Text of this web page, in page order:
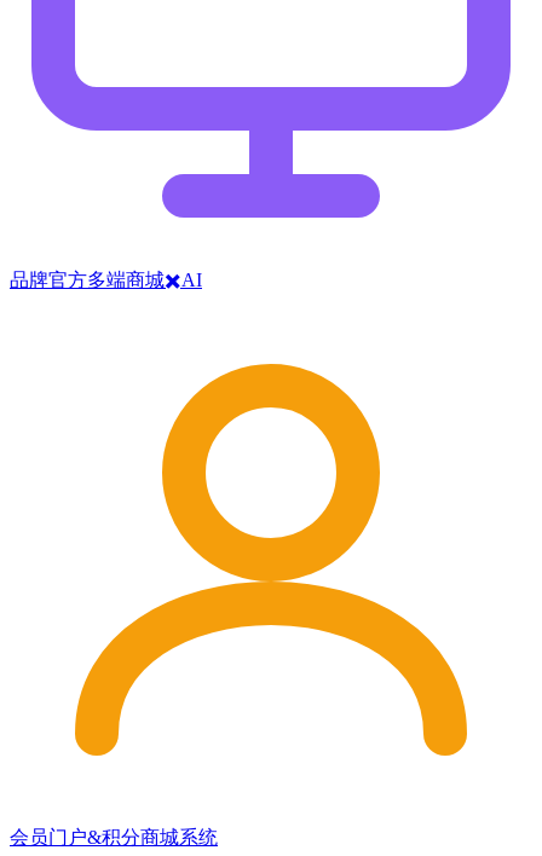
品牌官方多端商城✖️AI
会员门户&积分商城系统